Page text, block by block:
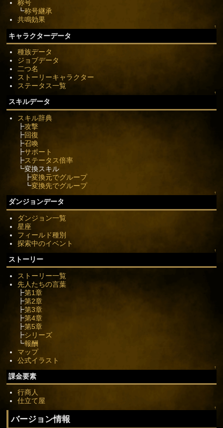
称号
┗称号継承
共鳴効果
↑
キャラクターデータ
種族データ
ジョブデータ
二つ名
ストーリーキャラクター
ステータス一覧
↑
スキルデータ
スキル辞典
┣攻撃
┣回復
┣召喚
┣サポート
┣ステータス倍率
┗変換スキル
┣変換元でグループ
┗変換先でグループ
↑
ダンジョンデータ
ダンジョン一覧
星座
フィールド種別
探索中のイベント
↑
ストーリー
ストーリー一覧
先人たちの言葉
┣第1章
┣第2章
┣第3章
┣第4章
┣第5章
┣シリーズ
┗報酬
マップ
公式イラスト
↑
課金要素
行商人
仕立て屋
↑
バージョン情報